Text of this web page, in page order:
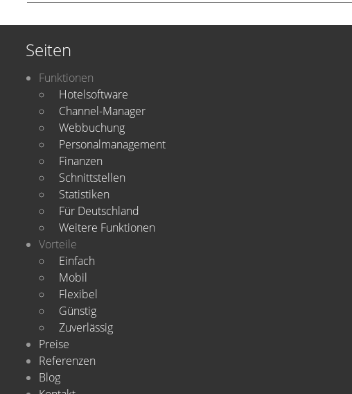
Seiten
Funktionen
Hotelsoftware
Channel-Manager
Webbuchung
Personalmanagement
Finanzen
Schnittstellen
Statistiken
Für Deutschland
Weitere Funktionen
Vorteile
Einfach
Mobil
Flexibel
Günstig
Zuverlässig
Preise
Referenzen
Blog